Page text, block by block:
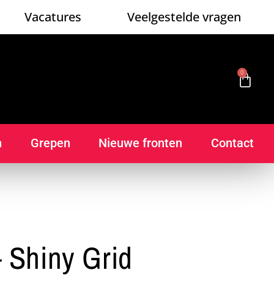
Vacatures Veelgestelde vragen
0
Grepen Nieuwe fronten Contact
Grid